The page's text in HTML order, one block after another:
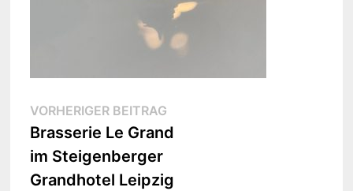
Beitragsnavigation
VORHERIGER BEITRAGVorheriger
Beitrag:
Brasserie Le Grand
im Steigenberger
Grandhotel Leipzig